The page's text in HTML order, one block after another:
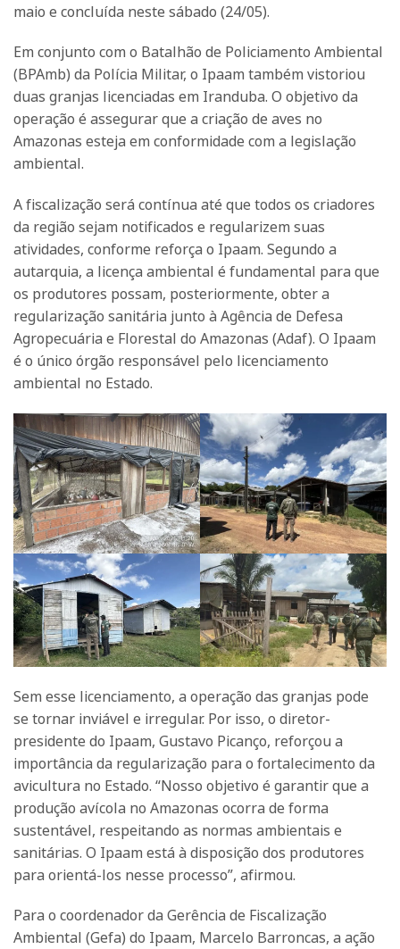
maio e concluída neste sábado (24/05).
Em conjunto com o Batalhão de Policiamento Ambiental
(BPAmb) da Polícia Militar, o Ipaam também vistoriou
duas granjas licenciadas em Iranduba. O objetivo da
operação é assegurar que a criação de aves no
Amazonas esteja em conformidade com a legislação
ambiental.
A fiscalização será contínua até que todos os criadores
da região sejam notificados e regularizem suas
atividades, conforme reforça o Ipaam. Segundo a
autarquia, a licença ambiental é fundamental para que
os produtores possam, posteriormente, obter a
regularização sanitária junto à Agência de Defesa
Agropecuária e Florestal do Amazonas (Adaf). O Ipaam
é o único órgão responsável pelo licenciamento
ambiental no Estado.
Sem esse licenciamento, a operação das granjas pode
se tornar inviável e irregular. Por isso, o diretor-
presidente do Ipaam, Gustavo Picanço, reforçou a
importância da regularização para o fortalecimento da
avicultura no Estado. “Nosso objetivo é garantir que a
produção avícola no Amazonas ocorra de forma
sustentável, respeitando as normas ambientais e
sanitárias. O Ipaam está à disposição dos produtores
para orientá-los nesse processo”, afirmou.
Para o coordenador da Gerência de Fiscalização
Ambiental (Gefa) do Ipaam, Marcelo Barroncas, a ação